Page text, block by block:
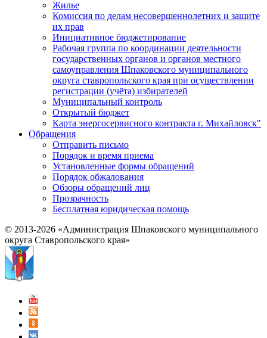
Жилье
Комиссия по делам несовершеннолетних и защите
их прав
Инициативное бюджетирование
Рабочая группа по координации деятельности
государственных органов и органов местного
самоуправления Шпаковского муниципального
округа ставропольского края при осуществлении
регистрации (учёта) избирателей
Муниципальный контроль
Открытый бюджет
Карта энергосервисного контракта г. Михайловск"
Обращения
Отправить письмо
Порядок и время приема
Установленные формы обращений
Порядок обжалования
Обзоры обращений лиц
Прозрачность
Бесплатная юридическая помощь
© 2013-2026 «Администрация Шпаковского муниципального
округа Ставропольского края»